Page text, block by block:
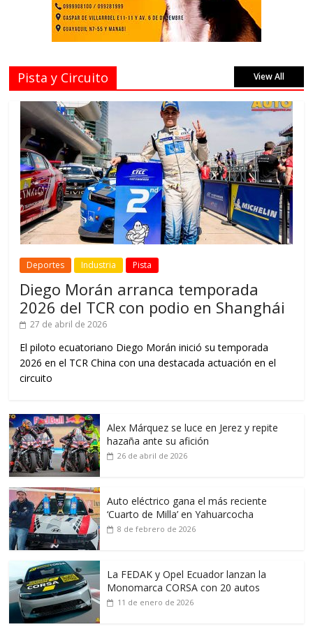
Pista y Circuito View All
Deportes Industria Pista
Diego Morán arranca temporada
2026 del TCR con podio en Shanghái
27 de abril de 2026
El piloto ecuatoriano Diego Morán inició su temporada
2026 en el TCR China con una destacada actuación en el
circuito
Alex Márquez se luce en Jerez y repite
hazaña ante su afición
26 de abril de 2026
Auto eléctrico gana el más reciente
‘Cuarto de Milla’ en Yahuarcocha
8 de febrero de 2026
La FEDAK y Opel Ecuador lanzan la
Monomarca CORSA con 20 autos
11 de enero de 2026